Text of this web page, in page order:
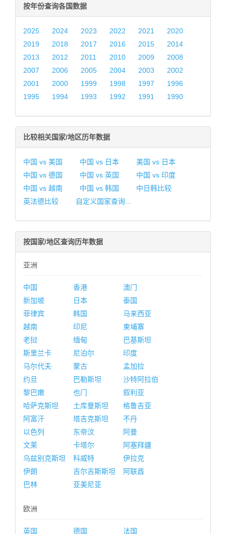
按年份查询各国数据
2025 2024 2023 2022 2021
2020
2019
2018 2017 2016 2015
2014
2013
2012 2011 2010 2009
2008
2007
2006 2005 2004 2003
2002
2001
2000 1999 1998 1997
1996
1995
1994 1993 1992 1991 1990
比较相关国家/地区历年数据
中国 vs 美国 中国 vs 日本
美国 vs 日本
中国 vs 德国
中国 vs 英国
中国 vs 印度
中国 vs 越南
中国 vs 韩国
中日韩比较
英法德比较
自定义国家查询...
按国家/地区查询历年数据
亚洲
中国 香港
澳门
新加坡
日本
泰国
菲律宾
韩国
马来西亚
越南
印尼
柬埔寨
老挝
缅甸
巴基斯坦
斯里兰卡
尼泊尔
印度
马尔代夫
蒙古
孟加拉
约旦
巴勒斯坦
沙特阿拉伯
黎巴嫩
也门
叙利亚
哈萨克斯坦
土库曼斯坦
格鲁吉亚
阿富汗
塔吉克斯坦
不丹
以色列
东帝汶
阿曼
文莱
卡塔尔
阿塞拜疆
乌兹别克斯坦
科威特
伊拉克
伊朗
吉尔吉斯斯坦
阿联酋
巴林
亚美尼亚
欧洲
英国 德国
法国